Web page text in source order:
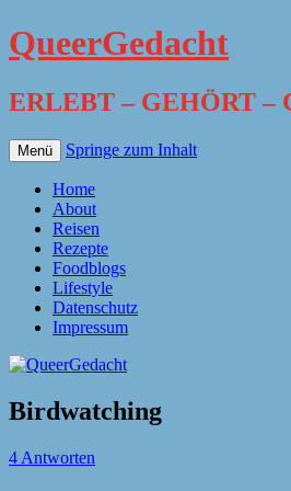
QueerGedacht
ERLEBT – GEHÖRT –
Menü Springe zum Inhalt
Home
About
Reisen
Rezepte
Foodblogs
Lifestyle
Datenschutz
Impressum
Birdwatching
4 Antworten